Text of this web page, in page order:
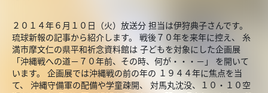
２０１４年６月１０日（火）放送分 担当は伊狩典子さんです。
琉球新報の記事から紹介します。 戦後７０年を来年に控え、 糸
満市摩文仁の県平和祈念資料館は 子どもを対象にした企画展
「沖縄戦への道－７０年前、その時、何が・・・－」 を開いて
います。 企画展では沖縄戦の前の年の １９４４年に焦点を当
て、 沖縄守備軍の配備や学童疎開、 対馬丸沈没、１０・１０空